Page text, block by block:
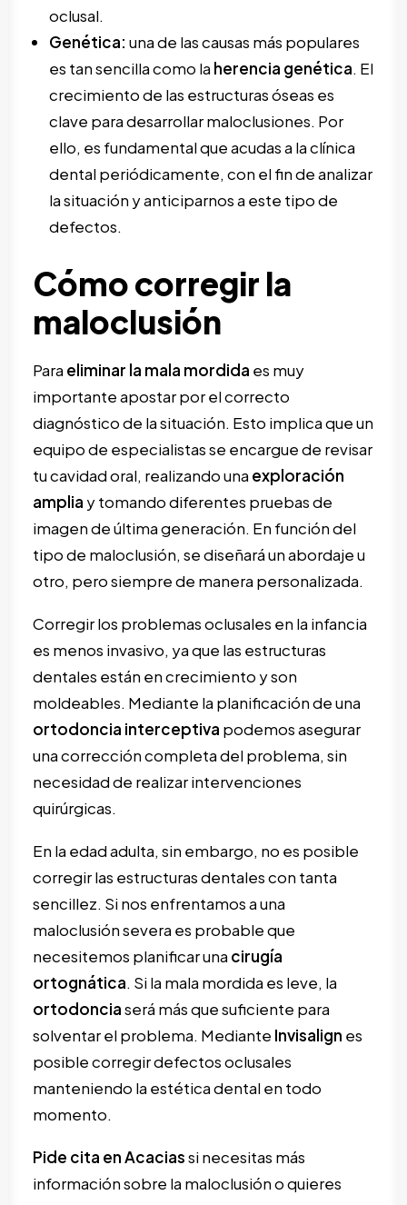
oclusal.
Genética: una de las causas más populares
es tan sencilla como la herencia genética. El
crecimiento de las estructuras óseas es
clave para desarrollar maloclusiones. Por
ello, es fundamental que acudas a la clínica
dental periódicamente, con el fin de analizar
la situación y anticiparnos a este tipo de
defectos.
Cómo corregir la
maloclusión
Para eliminar la mala mordida es muy
importante apostar por el correcto
diagnóstico de la situación. Esto implica que un
equipo de especialistas se encargue de revisar
tu cavidad oral, realizando una exploración
amplia y tomando diferentes pruebas de
imagen de última generación. En función del
tipo de maloclusión, se diseñará un abordaje u
otro, pero siempre de manera personalizada.
Corregir los problemas oclusales en la infancia
es menos invasivo, ya que las estructuras
dentales están en crecimiento y son
moldeables. Mediante la planificación de una
ortodoncia interceptiva podemos asegurar
una corrección completa del problema, sin
necesidad de realizar intervenciones
quirúrgicas.
En la edad adulta, sin embargo, no es posible
corregir las estructuras dentales con tanta
sencillez. Si nos enfrentamos a una
maloclusión severa es probable que
necesitemos planificar una cirugía
ortognática. Si la mala mordida es leve, la
ortodonciaserá más que suficiente para
solventar el problema. Mediante Invisalign es
posible corregir defectos oclusales
manteniendo la estética dental en todo
momento.
Pide cita en Acaciassi necesitas más
información sobre la maloclusión o quieres